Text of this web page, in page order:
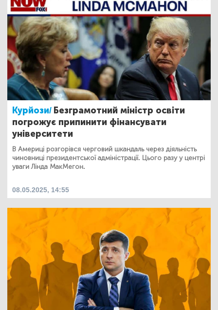
Курйози/ Безграмотний міністр освіти
погрожує припинити фінансувати
університети
В Америці розгорівся черговий шкандаль через діяльність
чиновниці президентської адміністрації. Цього разу у центрі
уваги Лінда МакМегон.
08.05.2025, 14:55